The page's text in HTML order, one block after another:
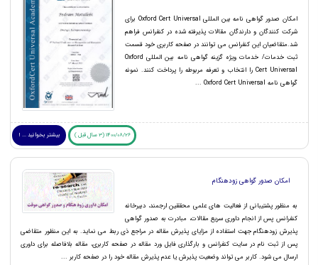
امکان صدور گواهی نامه بین المللی Oxford Cert Universal برای
شرکت کنندگان و دارندگان مقالات پذیرفته شده در کنفرانس فراهم
شد.متقاضیان این کنفرانس می توانند در صفحه کاربری خود قسمت
ثبت خدمات/ خدمات ویژه گزینه گواهی نامه بین المللی Oxford
Cert Universal را انتخاب و تعرفه مربوطه را پرداخت کنند. نمونه
گواهی نامه Oxford Cert Universal ...
1400/08/26 (3 سال قبل ) بیشتر بخوانید ... !
امکان صدور گواهی زودهنگام
به منظور پشتیبانی از فعالیت های علمی محققین ارجمند، دبیرخانه
کنفرانس پس از انجام داوری سریع مقالات، مبادرت به صدور گواهی
پذیرش زودهنگام جهت استفاده از مزایای پذیرش مقاله در مراجع ذی ربط می نماید. به این منظور متقاضی
پس از ثبت نام در سایت کنفرانس و بارگذاری فایل ورد مقاله در صفحه کاربری، مقاله بلافاصله برای داوری
ارسال می شود. کاربر می تواند وضعیت پذیرش یا عدم پذیرش مقاله خود را در صفحه کاربر ...